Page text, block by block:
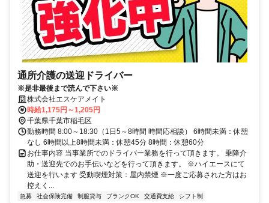
通所介護の送迎ドライバー
※是非最後まで読んで下さい※
株式会社エスケアメイト
時給1,175円～1,205円
千葉県千葉市稲毛区
勤務時間 8:00～18:30（1日5～8時間 時間応相談） 6時間未満：休憩
なし 6時間以上8時間未満：休憩45分 8時間：休憩60分
お仕事内容 当事業所でのドライバー業務を行って頂きます。 乗降介
助・送迎先でのお手伝いなどを行って頂きます。 ※ハイエースにて
送迎を行います 受動喫煙対策：屋内禁煙 ※一度ご応募された方はお
控えく...
急募 社会保険完備 制服貸与 ブランクOK 交通費支給 シフト制